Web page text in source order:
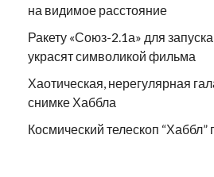
на видимое расстояние
Ракету «Союз-2.1а» для
украсят символикой фильма
Хаотическая, нерегулярная
снимке Хаббла
Космический телескоп